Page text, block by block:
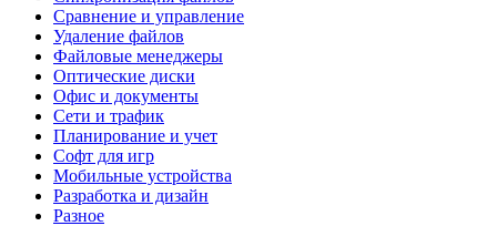
Сравнение и управление
Удаление файлов
Файловые менеджеры
Оптические диски
Офис и документы
Сети и трафик
Планирование и учет
Софт для игр
Мобильные устройства
Разработка и дизайн
Разное